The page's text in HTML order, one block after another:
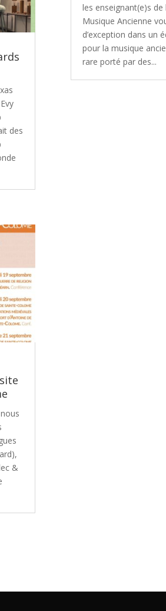
des
&
les enseignant(e)s de
Musique Ancienne
d’exception dans un
pour la musique
rare porté par des...